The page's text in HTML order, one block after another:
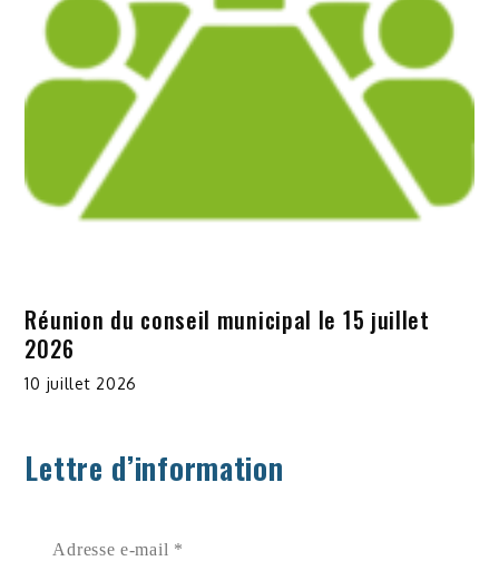
Réunion du conseil municipal le 15 juillet
2026
10 juillet 2026
Lettre d’information